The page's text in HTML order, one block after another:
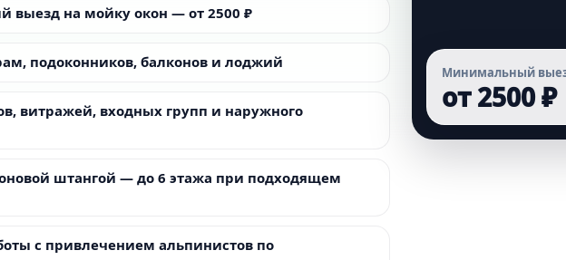
выезд на мойку окон — от 2500 ₽
подоконников, балконов и лоджий
витражей, входных групп и наружного
штангой — до 6 этажа при подходящем
с привлечением альпинистов по
Минимальный
от 2500 ₽